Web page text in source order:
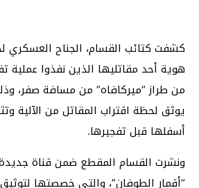
كشفت كتائب القسام، الجناح العسكري
هوية أحد مقاتليها الذين نفذوا عملية
من طراز “ميركافاه” من مسافة صفر،
يوثق لحظة اقتراب المقاتل من الآلية
أسفلها قبل تفجيرها.
ونشرت القسام المقطع ضمن قناة
“أقمار الطوفان”، والتي خصصتها